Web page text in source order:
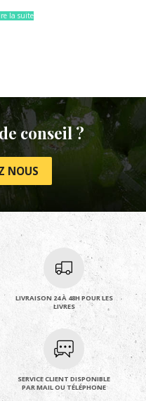
la suite
conseil ?
NOUS
LIVRAISON 24 À 48H POUR LES
LIVRES
SERVICE CLIENT DISPONIBLE
PAR MAIL OU TÉLÉPHONE